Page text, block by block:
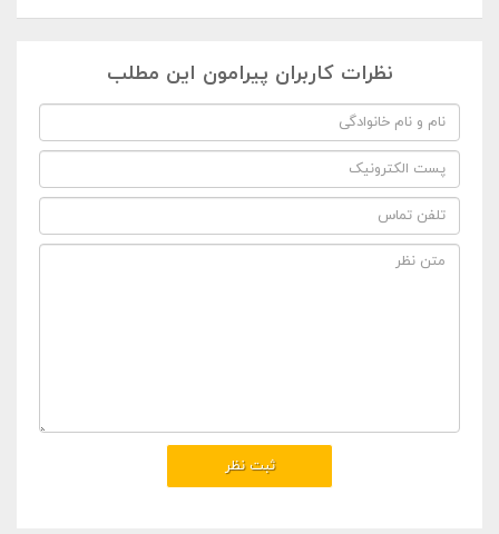
نظرات کاربران پیرامون این مطلب